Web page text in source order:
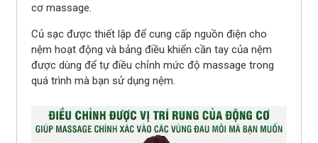
cơ massage.
Củ sạc được thiết lập để cung cấp nguồn điện cho
nệm hoạt động và bảng điều khiển cần tay của nệm
được dùng để tự điều chỉnh mức độ massage trong
quá trình mà bạn sử dụng nệm.